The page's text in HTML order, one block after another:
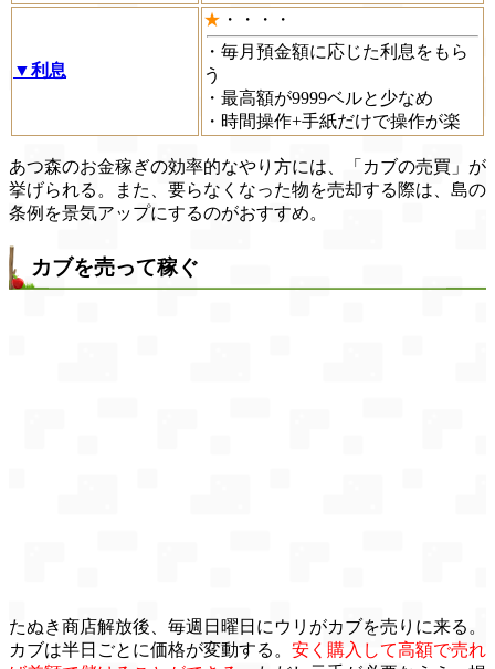
▼利息
★ ・・・・
・毎月預金額に応じた利息をもら
う
・最高額が9999ベルと少なめ
・時間操作+手紙だけで操作が楽
あつ森のお金稼ぎの効率的なやり方には、「カブの売買」が
挙げられる。また、要らなくなった物を売却する際は、島の
条例を景気アップにするのがおすすめ。
カブを売って稼ぐ
たぬき商店解放後、毎週日曜日にウリがカブを売りに来る。
カブは半日ごとに価格が変動する。 安く購入して高額で売れ